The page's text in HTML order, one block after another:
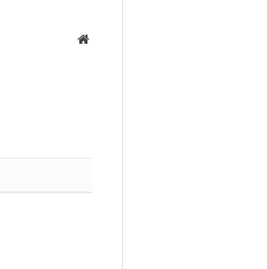
Вэбсайт